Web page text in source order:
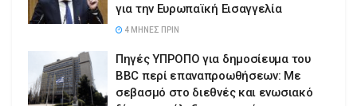
για την Ευρωπαϊκή Εισαγγελία
4 ΜΉΝΕΣ ΠΡΙΝ
Πηγές ΥΠΡΟΠΟ για δημοσίευμα του
BBC περί επαναπροωθήσεων: Με
σεβασμό στο διεθνές και ενωσιακό